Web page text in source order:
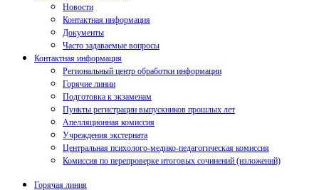
Новости
Контактная информация
Документы
Часто задаваемые вопросы
Контактная информация
Региональный центр обработки информации
Горячие линии
Подготовка к экзаменам
Пункты регистрации выпускников прошлых лет
Апелляционная комиссия
Учреждения экстерната
Центральная психолого-медико-педагогическая комиссия
Комиссия по перепроверке итоговых сочинений (изложений)
Горячая линия